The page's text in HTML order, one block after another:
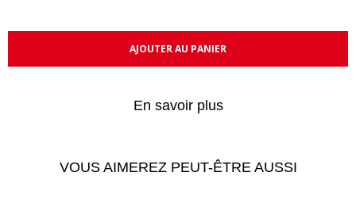
AJOUTER AU PANIER
En savoir plus
VOUS AIMEREZ PEUT-ÊTRE AUSSI